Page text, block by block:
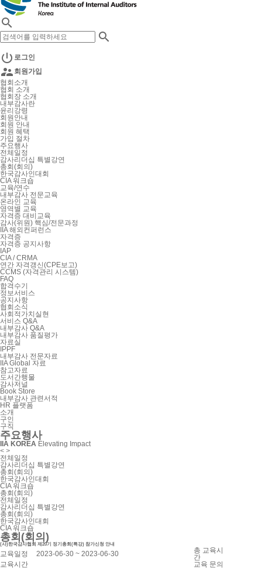


 로그인
 회원가입
협회소개
협회 소개
협회장 소개
내부감사란
윤리강령
회원안내
회원 안내
회원 혜택
가입 절차
주요행사
전체일정
감사리더십 특별강연
총회(회의)
한국감사인대회
CIA 워크숍
교육/연수
내부감사 전문교육
온라인 교육
영역별 교육
자격증 대비교육
감사(위원) 핵심/전문과정
IIA 해외컨퍼런스
자격증
자격증 공지사항
IAP
CIA / CRMA
연간 자격갱신(CPE보고)
CCMS (자격관리 시스템)
FAQ
합격수기
정보서비스
공지사항
협회소식
사회적가치실현
서비스 Q&A
내부감사 Q&A
내부감사 품질평가
자료실
IPPF
내부감사 전문자료
IIA Global 자료
참고자료
도서간행물
감사저널
Book Store
내부감사 관련서적
HR 플랫폼
소개
구인
구직
주요행사
IIA KOREA Elevating Impact
< >
전체일정
감사리더십 특별강연
총회(회의)
한국감사인대회
CIA 워크숍
총회(회의)
전체일정
감사리더십 특별강연
총회(회의)
한국감사인대회
CIA 워크숍
총회(회의)
(사)한국감사협회 제20기 정기총회(특강) 참가신청 안내
교육일정 2023-06-30 ~ 2023-06-30
총 교육시
간
교육시간
교육 문의